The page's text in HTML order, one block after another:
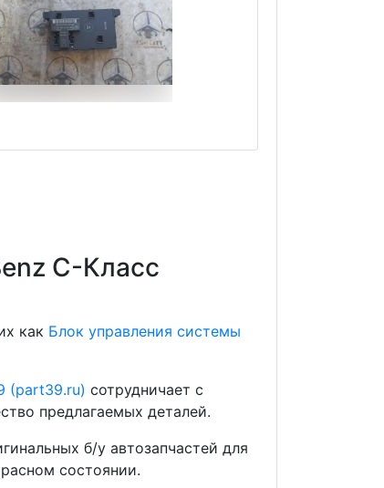
C-Класс
как Блок управления системы
(part39.ru) сотрудничает с
предлагаемых деталей.
б/у автозапчастей для
состоянии.